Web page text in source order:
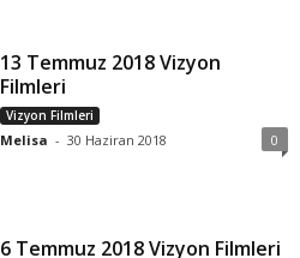
13 Temmuz 2018 Vizyon
Filmleri
Vizyon Filmleri
Melisa - 30 Haziran 2018 0
6 Temmuz 2018 Vizyon Filmleri